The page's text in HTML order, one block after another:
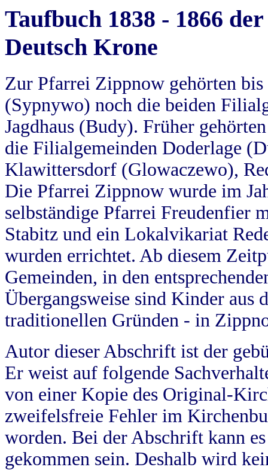
Taufbuch 1838 - 1866
Deutsch Krone
Zur Pfarrei Zippnow gehörten
(Sypnywo) noch die beiden
Jagdhaus (Budy). Früher
die Filialgemeinden Doderlage
Klawittersdorf (Glowaczewo),
Die Pfarrei Zippnow wurde im
selbständige Pfarrei Freudenfier
Stabitz und ein Lokalvikariat
wurden errichtet. Ab diesem
Gemeinden, in den
Übergangsweise sind Kinder aus
traditionellen Gründen - in
Autor dieser Abschrift ist der
Er weist auf folgende
von einer Kopie des Original-
zweifelsfreie Fehler im
worden. Bei der Abschrift kann
gekommen sein. Deshalb wird